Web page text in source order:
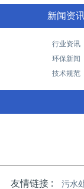
新闻资
行业资讯
环保新闻
技术规范
友情链接 : 污水